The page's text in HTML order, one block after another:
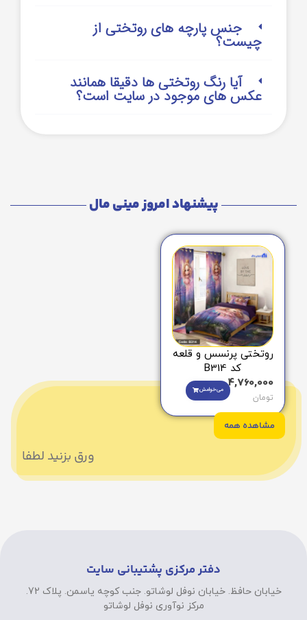
جنس پارچه های روتختی از
چیست؟
آیا رنگ روتختی ها دقیقا همانند
عکس های موجود در سایت است؟
پیشنهاد امروز مینی مال
روتختی پرنسس و قلعه
کد B314
4,760,000
تومان
می‌خوامش
مشاهده همه
ورق بزنید لطفا
دفتر مرکزی پشتیبانی سایت
خیابان حافظ. خیابان نوفل لوشاتو. جنب کوچه یاسمن. پلاک 72.
مرکز نوآوری نوفل لوشاتو